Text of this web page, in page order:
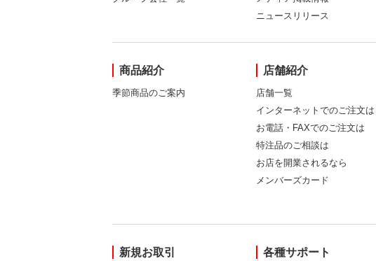
ニュースリリース
商品紹介
季節商品のご案内
店舗紹介
店舗一覧
インターネットでのご注文は
お電話・FAXでのご注文は
特注品のご相談は
お店を開業されるなら
メンバーズカード
新規お取引 各種サポート